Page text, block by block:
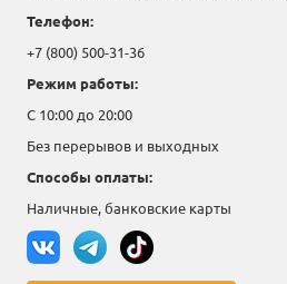
Телефон:
+7 (800) 500-31-36
Режим работы:
С 10:00 до 20:00
Без перерывов и выходных
Способы оплаты:
Наличные, банковские карты